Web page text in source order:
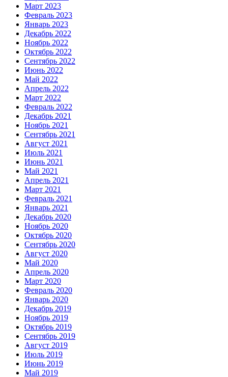
Март 2023
Февраль 2023
Январь 2023
Декабрь 2022
Ноябрь 2022
Октябрь 2022
Сентябрь 2022
Июнь 2022
Май 2022
Апрель 2022
Март 2022
Февраль 2022
Декабрь 2021
Ноябрь 2021
Сентябрь 2021
Август 2021
Июль 2021
Июнь 2021
Май 2021
Апрель 2021
Март 2021
Февраль 2021
Январь 2021
Декабрь 2020
Ноябрь 2020
Октябрь 2020
Сентябрь 2020
Август 2020
Май 2020
Апрель 2020
Март 2020
Февраль 2020
Январь 2020
Декабрь 2019
Ноябрь 2019
Октябрь 2019
Сентябрь 2019
Август 2019
Июль 2019
Июнь 2019
Май 2019